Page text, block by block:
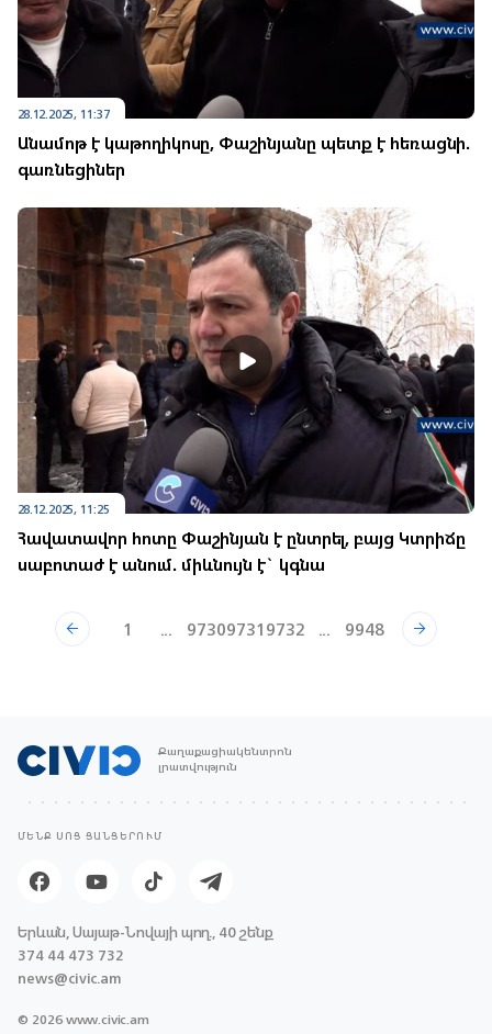
28.12.2025, 11:37
Անամոթ է կաթողիկոսը, Փաշինյանը պետք է հեռացնի.
գառնեցիներ
28.12.2025, 11:25
Հավատավոր հոտը Փաշինյան է ընտրել, բայց Կտրիճը
սաբոտաժ է անում. միևնույն է` կգնա
1 ... 973097319732 ... 9948
Քաղաքացիակենտրոն
լրատվություն
ՄԵՆՔ ՍՈՑ ՑԱՆՑԵՐՈՒՄ
Երևան, Սայաթ-Նովայի պող., 40 շենք
374 44 473 732
news@civic.am
© 2026 www.civic.am